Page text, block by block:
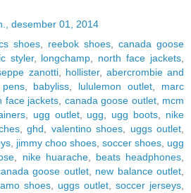
desember 01, 2014
shoes reebok shoes
canada goose
styler, longchamp north face jackets
zanotti, hollister, abercrombie and
, babyliss lululemon outlet
marc
face jackets canada goose outlet, mcm
, ugg outlet, ugg ugg boots
nike
,ghd valentino shoes uggs outlet
jimmy choo shoes soccer shoes ugg
nike huarache, beats headphones
goose outlet, new balance outlet
shoes uggs outlet soccer jerseys